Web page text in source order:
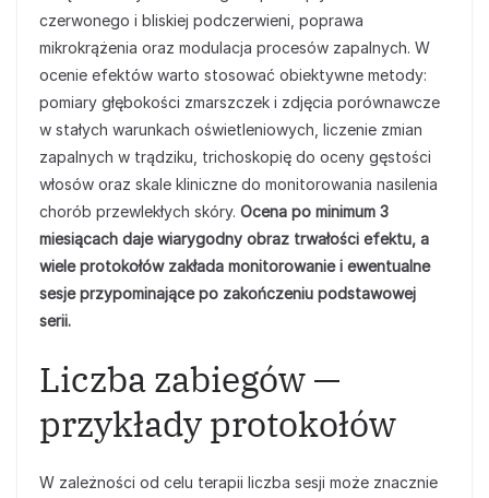
czerwonego i bliskiej podczerwieni, poprawa
mikrokrążenia oraz modulacja procesów zapalnych. W
ocenie efektów warto stosować obiektywne metody:
pomiary głębokości zmarszczek i zdjęcia porównawcze
w stałych warunkach oświetleniowych, liczenie zmian
zapalnych w trądziku, trichoskopię do oceny gęstości
włosów oraz skale kliniczne do monitorowania nasilenia
chorób przewlekłych skóry. Ocena po minimum 3
miesiącach daje wiarygodny obraz trwałości efektu, a
wiele protokołów zakłada monitorowanie i ewentualne
sesje przypominające po zakończeniu podstawowej
serii.
Liczba zabiegów —
przykłady protokołów
W zależności od celu terapii liczba sesji może znacznie